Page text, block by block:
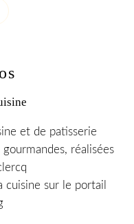
et de patisserie
réalisées
cuisine sur le portail